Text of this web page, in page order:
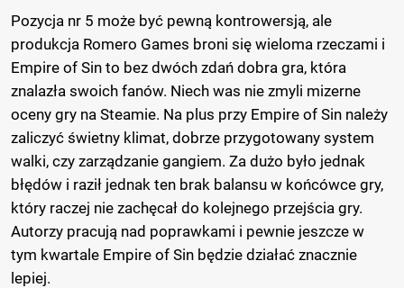
Pozycja nr 5 może być pewną kontrowersją, ale
produkcja Romero Games broni się wieloma rzeczami i
Empire of Sin to bez dwóch zdań dobra gra, która
znalazła swoich fanów. Niech was nie zmyli mizerne
oceny gry na Steamie. Na plus przy Empire of Sin należy
zaliczyć świetny klimat, dobrze przygotowany system
walki, czy zarządzanie gangiem. Za dużo było jednak
błędów i raził jednak ten brak balansu w końcówce gry,
który raczej nie zachęcał do kolejnego przejścia gry.
Autorzy pracują nad poprawkami i pewnie jeszcze w
tym kwartale Empire of Sin będzie działać znacznie
lepiej.